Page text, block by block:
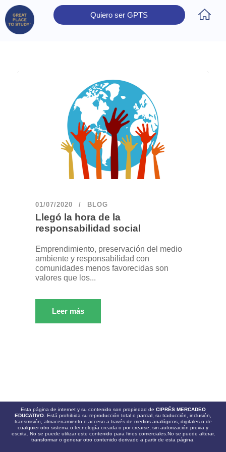
Quiero ser GPTS
01/07/2020 BLOG
Llegó la hora de la
responsabilidad social
Emprendimiento, preservación del medio
ambiente y responsabilidad con
comunidades menos favorecidas son
valores que los...
Leer más
Esta página de internet y su contenido son propiedad de CIPRÉS MERCADEO
EDUCATIVO. Está prohibida su reproducción total o parcial, su traducción, inclusión,
transmisión, almacenamiento o acceso a través de medios analógicos, digitales o de
cualquier otro sistema o tecnología creada o por crearse, sin autorización previa y
escrita. No se puede utilizar este contenido para fines comerciales.No se puede alterar,
transformar o generar otro contenido derivado a partir de esta página.